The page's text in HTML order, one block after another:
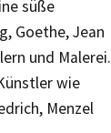
süße
Goethe, Jean
und Malerei.
wie
Menzel